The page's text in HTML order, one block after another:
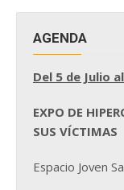
AGENDA
Del 5 de Julio
EXPO DE
SUS VÍCTIMAS
Espacio Joven